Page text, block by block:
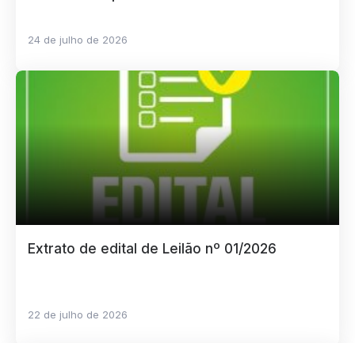
24 de julho de 2026
Extrato de edital de Leilão nº 01/2026
22 de julho de 2026